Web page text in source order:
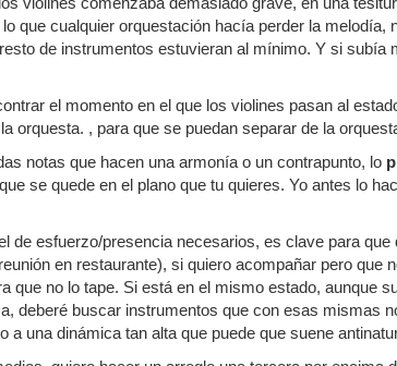
que cualquier orquestación hacía perder la melodía,
de instrumentos estuvieran al mínimo. Y si subía
el momento en el que los violines pasan al
orquesta. , para que se puedan separar de la
notas que hacen una armonía o un contrapunto, lo
se quede en el plano que tu quieres. Yo antes lo
de esfuerzo/presencia necesarios, es clave para que
en restaurante), si quiero acompañar pero que
que no lo tape. Si está en el mismo estado, aunque
deberé buscar instrumentos que con esas mismas
una dinámica tan alta que puede que suene